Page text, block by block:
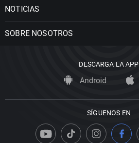
NOTICIAS
SOBRE NOSOTROS
DESCARGA LA APP
Android
SÍGUENOS EN